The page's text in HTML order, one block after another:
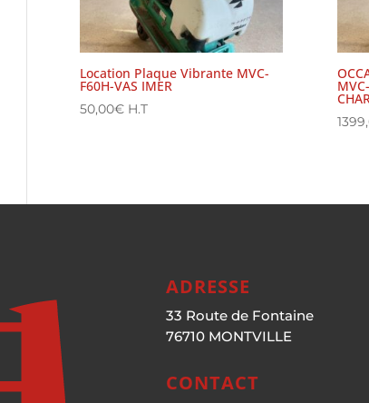
Location Plaque Vibrante MVC-
F60H-VAS IMER
50,00€ H.T
ADRESSE
33 Route de Fontaine
76710 MONTVILLE
CONTACT